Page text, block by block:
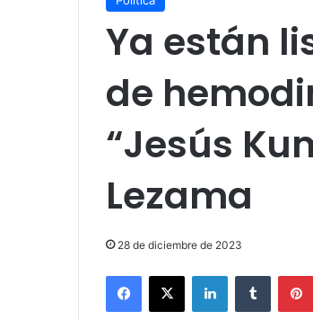
Ya están
de
“Jesús
Lezama
28 de diciembre de 2023
Facebook
X LinkedInTumblr